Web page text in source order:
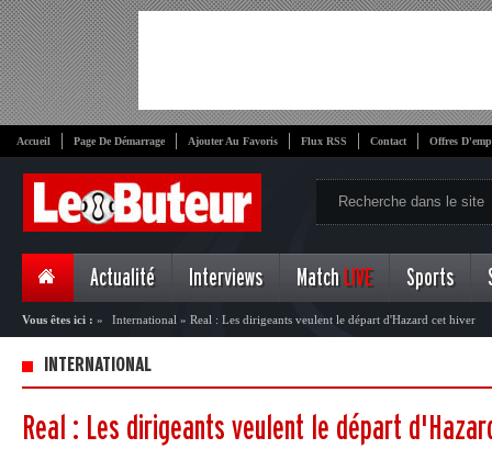
Accueil Page De Démarrage Ajouter Au Favoris Flux RSS Contact Offres
Actualité Interviews Match LIVE Sports
Vous êtes ici : » International » Real : Les dirigeants veulent le départ d'Hazard cet hiver
INTERNATIONAL
Real : Les dirigeants veulent le départ